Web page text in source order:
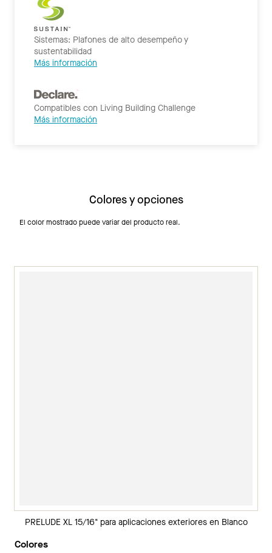
Sistemas: Plafones de alto desempeño y
sustentabilidad
Más información
Compatibles con Living Building Challenge
Más información
Colores y opciones
El color mostrado puede variar del producto real.
PRELUDE XL 15/16" para aplicaciones exteriores en Blanco
Colores